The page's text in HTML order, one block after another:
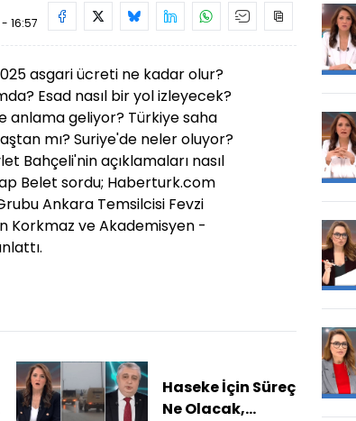
16:57
asgari ücreti ne kadar olur?
Esad nasıl bir yol izleyecek?
anlama geliyor? Türkiye saha
mı? Suriye'de neler oluyor?
Bahçeli'nin açıklamaları nasıl
Belet sordu; Haberturk.com
Ankara Temsilcisi Fevzi
Korkmaz ve Akademisyen -
Haseke İçin Süreç
Ne Olacak,